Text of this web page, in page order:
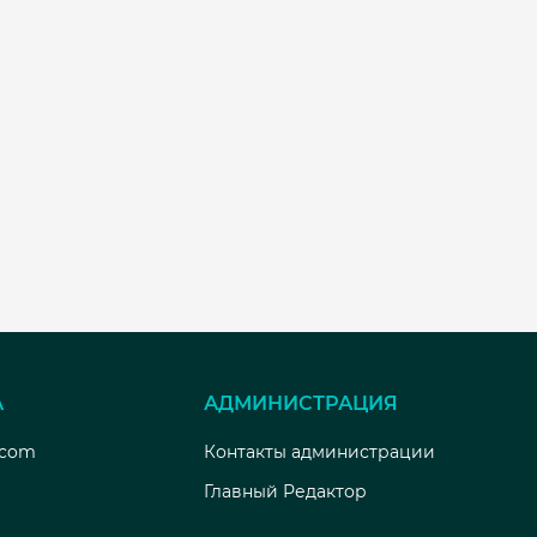
АДМИНИСТРАЦИЯ
Контакты администрации
Главный Редактор